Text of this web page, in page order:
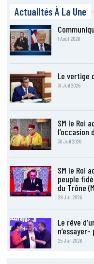
Actualités À La Une
1 Août 2026
Le vertige
31 Juil 2026
SM le Roi
l’occasion
30 Juil 2026
SM le Roi
peuple
du Trône
29 Juil 2026
Le rêve
25 Juil 2026